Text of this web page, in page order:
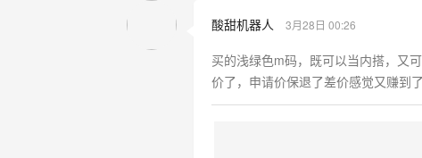
酸甜机器人 3月28日 00:26
买的浅绿色m码，既可以当内搭，又
价了，申请价保退了差价感觉又赚到